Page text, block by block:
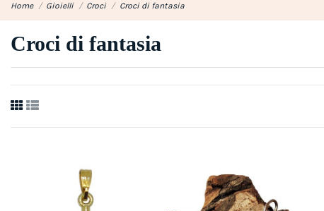
Home Gioielli Croci Croci di fantasia
Croci di fantasia